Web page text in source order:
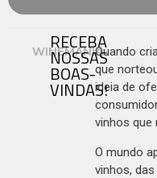
WINEMANIA
RECEBA
NOSSAS
BOAS-
VINDAS!
Quando
que
ideia de
vinhos que
O mundo
vinhos,